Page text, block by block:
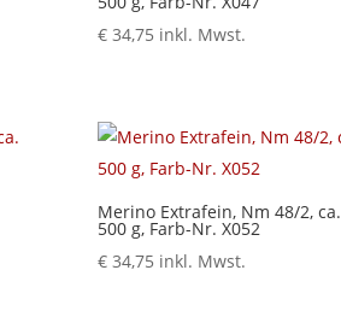
€ 34,75 inkl. Mwst.
Merino Extrafein, Nm 48/2, ca.
500 g, Farb-Nr. X052
€ 34,75 inkl. Mwst.